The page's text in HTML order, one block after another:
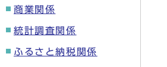
商業関係
統計調査関係
ふるさと納税関係